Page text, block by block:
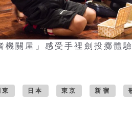
機關屋」感受手裡劍投擲
東 日本 東京 新宿